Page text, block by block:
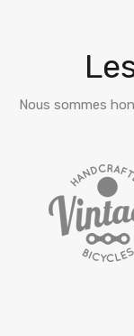
Nous sommes